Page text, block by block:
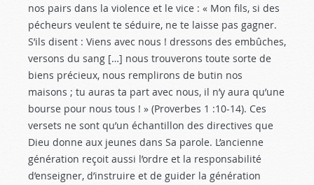
nos pairs dans la violence et le vice : « Mon fils, si des
pécheurs veulent te séduire, ne te laisse pas gagner.
S’ils disent : Viens avec nous ! dressons des embûches,
versons du sang […] nous trouverons toute sorte de
biens précieux, nous remplirons de butin nos
maisons ; tu auras ta part avec nous, il n’y aura qu’une
bourse pour nous tous ! » (Proverbes 1 :10-14). Ces
versets ne sont qu’un échantillon des directives que
Dieu donne aux jeunes dans Sa parole. L’ancienne
génération reçoit aussi l’ordre et la responsabilité
d’enseigner, d’instruire et de guider la génération